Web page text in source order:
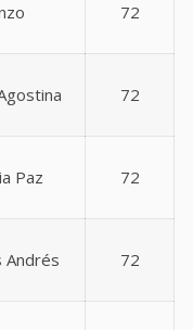
72
72
Paz 72
Andrés 72